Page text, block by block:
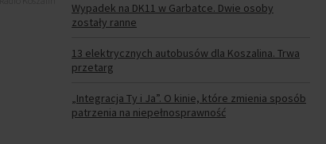
Wypadek na DK11 w Garbatce. Dwie osoby
zostały ranne
13 elektrycznych autobusów dla Koszalina. Trwa
przetarg
„Integracja Ty i Ja”. O kinie, które zmienia sposób
patrzenia na niepełnosprawność